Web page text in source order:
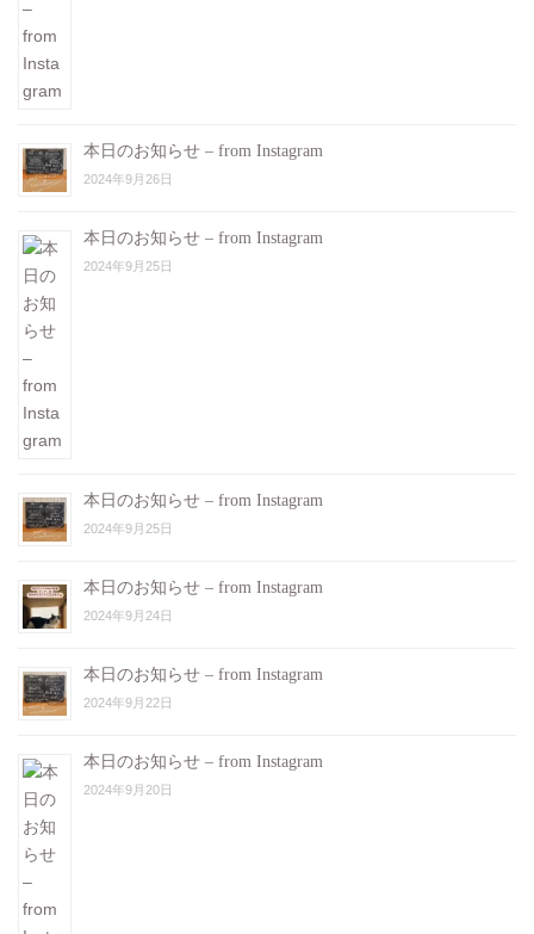
本日のお知らせ – from Instagram
2024年9月26日
本日のお知らせ – from Instagram
2024年9月25日
本日のお知らせ – from Instagram
2024年9月25日
本日のお知らせ – from Instagram
2024年9月24日
本日のお知らせ – from Instagram
2024年9月22日
本日のお知らせ – from Instagram
2024年9月20日